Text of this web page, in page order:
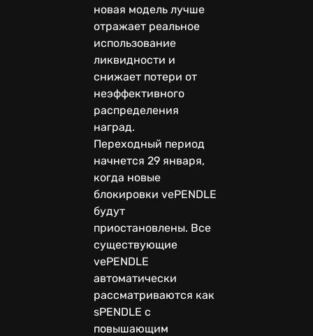
новая модель лучше
отражает реальное
использование
ликвидности и
снижает потери от
неэффективного
распределения
наград.
Переходный период
начнется 29 января,
когда новые
блокировки vePENDLE
будут
приостановлены. Все
существующие
vePENDLE
автоматически
рассматриваются как
sPENDLE с
повышающим